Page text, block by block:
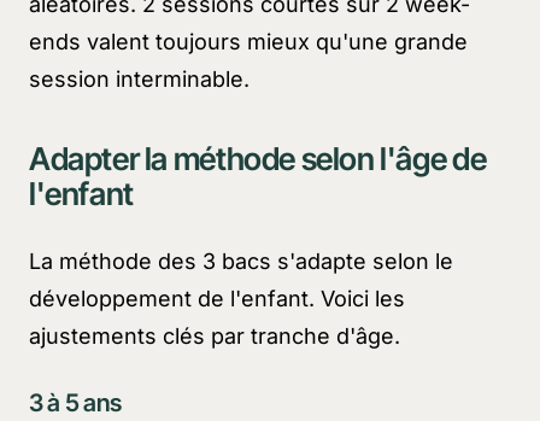
ends valent toujours mieux qu'une grande
session interminable.
Adapter la méthode selon l'âge de
l'enfant
La méthode des 3 bacs s'adapte selon le
développement de l'enfant. Voici les
ajustements clés par tranche d'âge.
3 à 5 ans